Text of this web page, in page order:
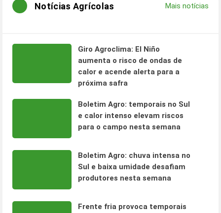
Notícias Agrícolas Mais notícias
Giro Agroclima: El Niño
aumenta o risco de ondas de
calor e acende alerta para a
próxima safra
Boletim Agro: temporais no Sul
e calor intenso elevam riscos
para o campo nesta semana
Boletim Agro: chuva intensa no
Sul e baixa umidade desafiam
produtores nesta semana
Frente fria provoca temporais